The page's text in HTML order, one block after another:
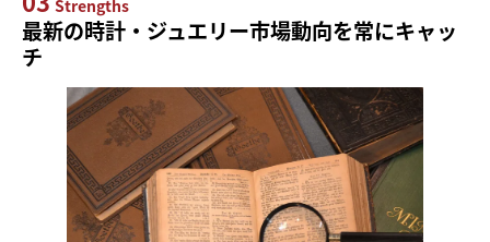
Strengths
最新の時計・ジュエリー市場動向を常にキャッ
チ